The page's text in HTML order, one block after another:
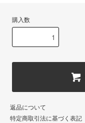
購入数
返品について
特定商取引法に基づく表記